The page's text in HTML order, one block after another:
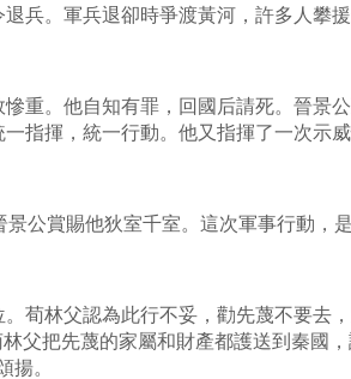
兵。軍兵退卻時爭渡黃河，許多人攀
重。他自知有罪，回國后請死。晉景
指揮，統一行動。他又指揮了一次示
公賞賜他狄室千室。這次軍事行動，
荀林父認為此行不妥，勸先蔑不要去
父把先蔑的家屬和財產都護送到秦國
揚。